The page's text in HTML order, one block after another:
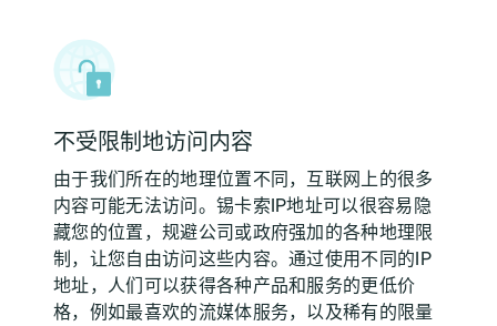
不受限制地访问内容
由于我们所在的地理位置不同，互联网上的很多
内容可能无法访问。锡卡索IP地址可以很容易隐
藏您的位置，规避公司或政府强加的各种地理限
制，让您自由访问这些内容。通过使用不同的IP
地址，人们可以获得各种产品和服务的更低价
格，例如最喜欢的流媒体服务，以及稀有的限量